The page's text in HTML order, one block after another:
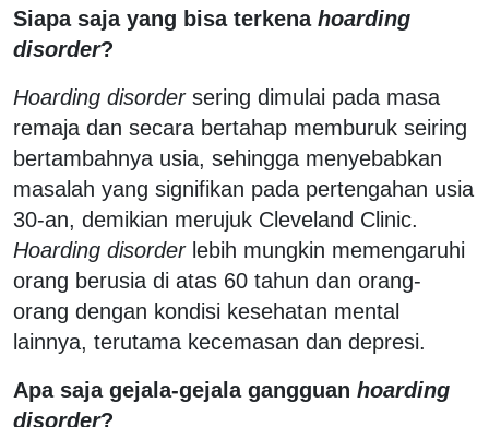
Siapa saja yang bisa terkena hoarding
disorder?
Hoarding disordersering dimulai pada masa
remaja dan secara bertahap memburuk seiring
bertambahnya usia, sehingga menyebabkan
masalah yang signifikan pada pertengahan usia
30-an, demikian merujuk Cleveland Clinic.
Hoarding disorderlebih mungkin memengaruhi
orang berusia di atas 60 tahun dan orang-
orang dengan kondisi kesehatan mental
lainnya, terutama kecemasan dan depresi.
Apa saja gejala-gejala gangguan hoarding
disorder?